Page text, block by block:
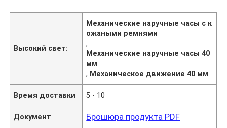
Высокий свет:
Механические наручные часы с к
ожаными ремнями
,
Механические наручные часы 40
мм
, Механическое движение 40 мм
Время доставки 5 - 10
Документ Брошюра продукта PDF